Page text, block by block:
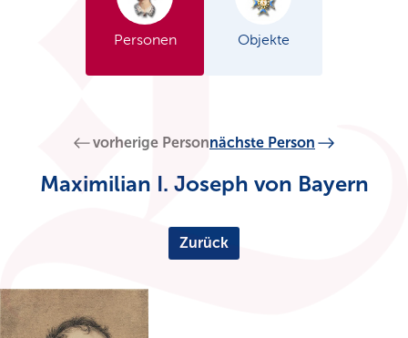
Personen Objekte
vorherige Personnächste Person
Maximilian I. Joseph von Bayern
Zurück